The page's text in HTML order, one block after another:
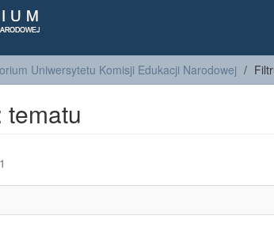
Uniwersytetu Komisji Edukacji Narodowej
tematu